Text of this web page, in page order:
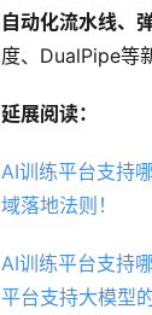
自动化流水线、
度、DualPipe等
延展阅读：
AI训练平台支持
域落地法则！
AI训练平台支持
平台支持大模型